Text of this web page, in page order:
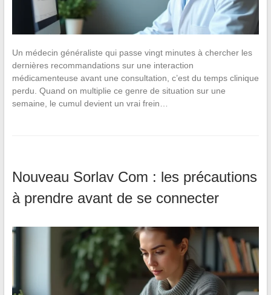
Un médecin généraliste qui passe vingt minutes à chercher les
dernières recommandations sur une interaction
médicamenteuse avant une consultation, c’est du temps clinique
perdu. Quand on multiplie ce genre de situation sur une
semaine, le cumul devient un vrai frein…
Nouveau Sorlav Com : les précautions
à prendre avant de se connecter